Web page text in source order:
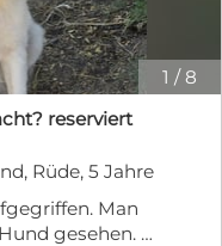
1 /8
reserviert
Rüde, 5 Jahre
Man
gesehen.